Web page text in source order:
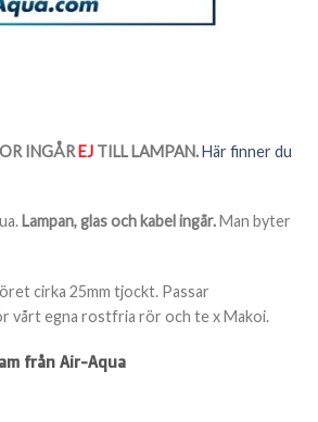
INGÅR EJ TILL LAMPAN.Här finner du
Lampan, glas och kabel ingår.Man byter
cirka 25mm tjockt. Passar
vårt egna rostfria rör och te x Makoi.
från Air-Aqua